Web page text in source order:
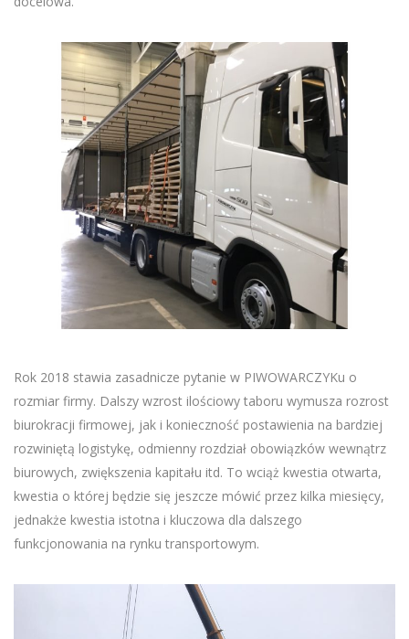
Rok 2018 stawia zasadnicze pytanie w PIWOWARCZYKu o
rozmiar firmy. Dalszy wzrost ilościowy taboru wymusza rozrost
biurokracji firmowej, jak i konieczność postawienia na bardziej
rozwiniętą logistykę, odmienny rozdział obowiązków wewnątrz
biurowych, zwiększenia kapitału itd. To wciąż kwestia otwarta,
kwestia o której będzie się jeszcze mówić przez kilka miesięcy,
jednakże kwestia istotna i kluczowa dla dalszego
funkcjonowania na rynku transportowym.